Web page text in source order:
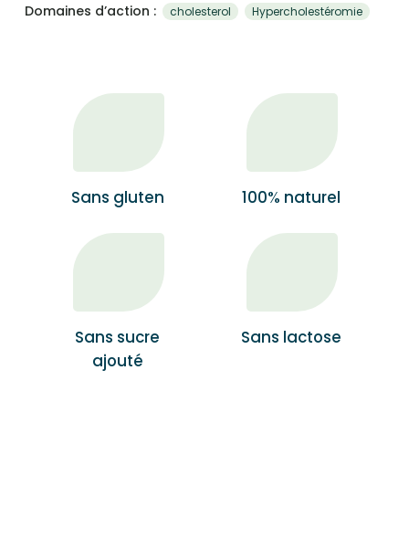
Domaines d’action :
cholesterol Hypercholestéromie
Sans gluten 100% naturel
Sans sucre
ajouté
Sans lactose